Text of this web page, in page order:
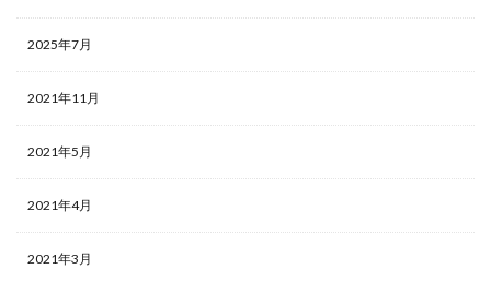
2025年7月
2021年11月
2021年5月
2021年4月
2021年3月